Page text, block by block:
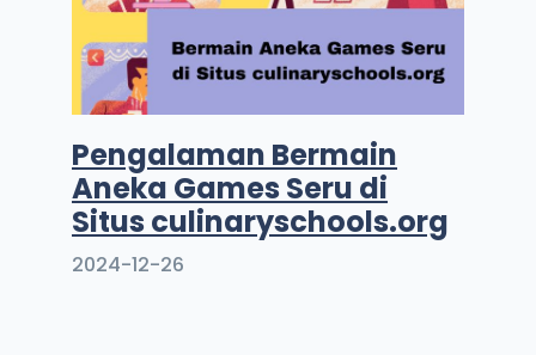
Pengalaman Bermain
Aneka Games Seru di
Situs culinaryschools.org
2024-12-26